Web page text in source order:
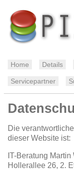
Home Details
Servicepartner
Die
dieser Website ist:
IT-Beratung Martin
Hollerallee 26, 2.